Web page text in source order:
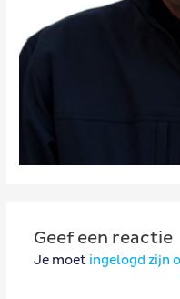
Geef een reactie
Je moet ingelogd zijn